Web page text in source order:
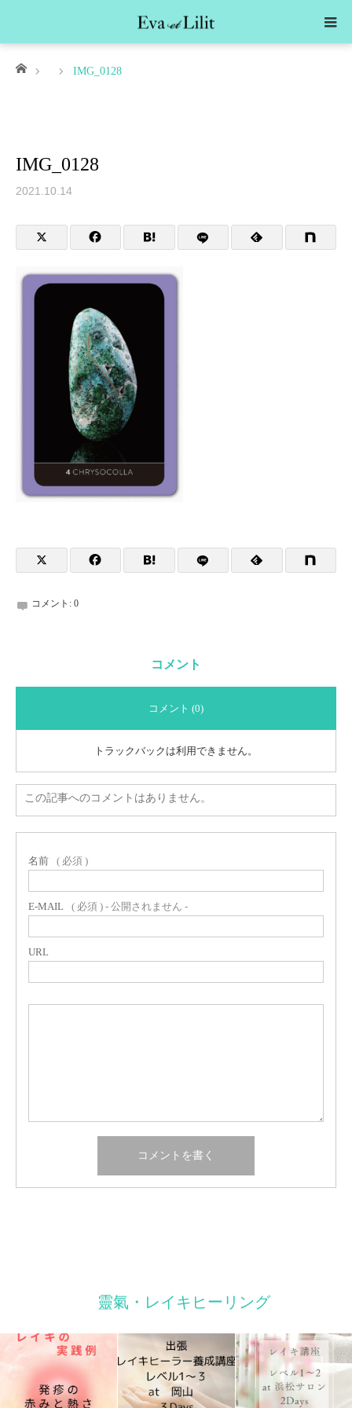
ホーム IMG_0128
IMG_0128
2021.10.14
コメント: 0
コメント
コメント (0)
トラックバックは利用できません。
この記事へのコメントはありません。
名前 ( 必須 )
E-MAIL ( 必須 ) - 公開されません -
URL
靈氣・レイキヒーリング